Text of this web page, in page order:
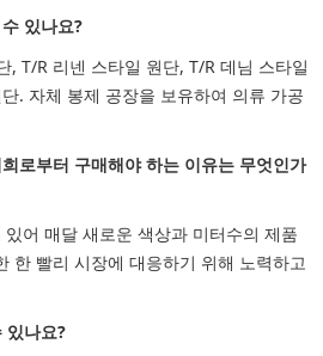
있나요?
, T/R 리넨 스타일 원단, T/R 데님 스타일
. 자체 봉제 공장을 보유하여 의류 가공
로부터 구매해야 하는 이유는 무엇인가
어 매달 새로운 색상과 미터수의 제품
한 빨리 시장에 대응하기 위해 노력하고
있나요?